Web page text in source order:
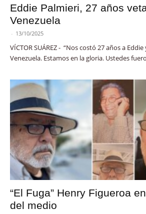
Eddie Palmieri, 27 años
Venezuela
- 13/10/2025
VÍCTOR SUÁREZ - “Nos costó 27 años a
Venezuela. Estamos en la gloria. Ustedes
“El Fuga” Henry Figueroa
del medio